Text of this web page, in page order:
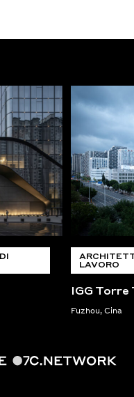
LAVORO
IGG Torre
Fuzhou, Cina